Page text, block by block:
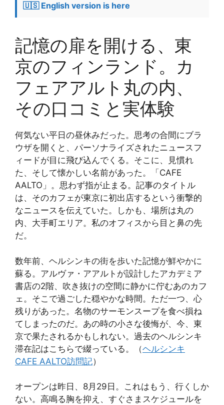
🇺🇸 English version is here
記憶の扉を開ける、東
京のフィンランド。カ
フェアアルト丸の内、
その口コミと実体験
何気ない平日の昼休みだった。思考の合間にブラ
ウザを開くと、パーソナライズされたニュースフ
ィードが目に飛び込んでくる。そこに、見慣れ
た、そして懐かしい名前があった。「CAFE
AALTO」。思わず指が止まる。記事のタイトル
は、そのカフェが東京に初出店するという衝撃的
なニュースを伝えていた。しかも、場所は丸の
内、大手町エリア。私のオフィスから目と鼻の先
だ。
数年前、ヘルシンキの街を歩いた記憶が鮮やかに
蘇る。アルヴァ・アアルトが設計したアカデミア
書店の2階、吹き抜けの空間に静かに佇むあのカフ
ェ。そこで過ごした穏やかな時間。ただ一つ、心
残りがあった。名物のサーモンスープを食べ損ね
てしまったのだ。あの時の小さな後悔が、今、東
京で果たされるかもしれない。過去のヘルシンキ
滞在記はこちらで綴っている。（ヘルシンキ
CAFE AALTO訪問記）
オープンは昨日、8月29日。これはもう、行くしか
ない。高鳴る胸を抑え、すぐさまスケジュールを